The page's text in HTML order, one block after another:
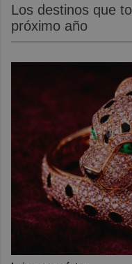
Los destinos que
próximo año